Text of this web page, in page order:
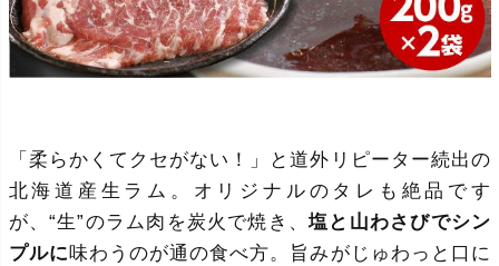
「柔らかくてクセがない！」と道外リピーター続出の
北海道産生ラム。オリジナルのタレも絶品です
が、“生”のラム肉を炭火で焼き、塩と山わさびでシン
プルに味わうのが通の食べ方。旨みがじゅわっと口に